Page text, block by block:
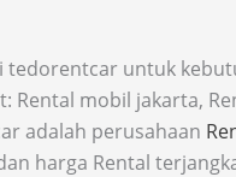
tedorentcar untuk
Rental mobil jakarta,
adalah perusahaan
harga Rental